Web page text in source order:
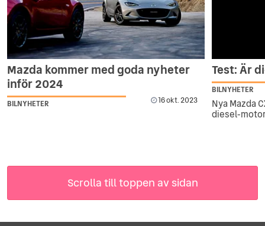
Mazda kommer med goda nyheter
inför 2024
BILNYHETER 16 okt. 2023
Test: Är
BILNYHETER
Nya Mazda
diesel-
Scrolla till toppen av sidan